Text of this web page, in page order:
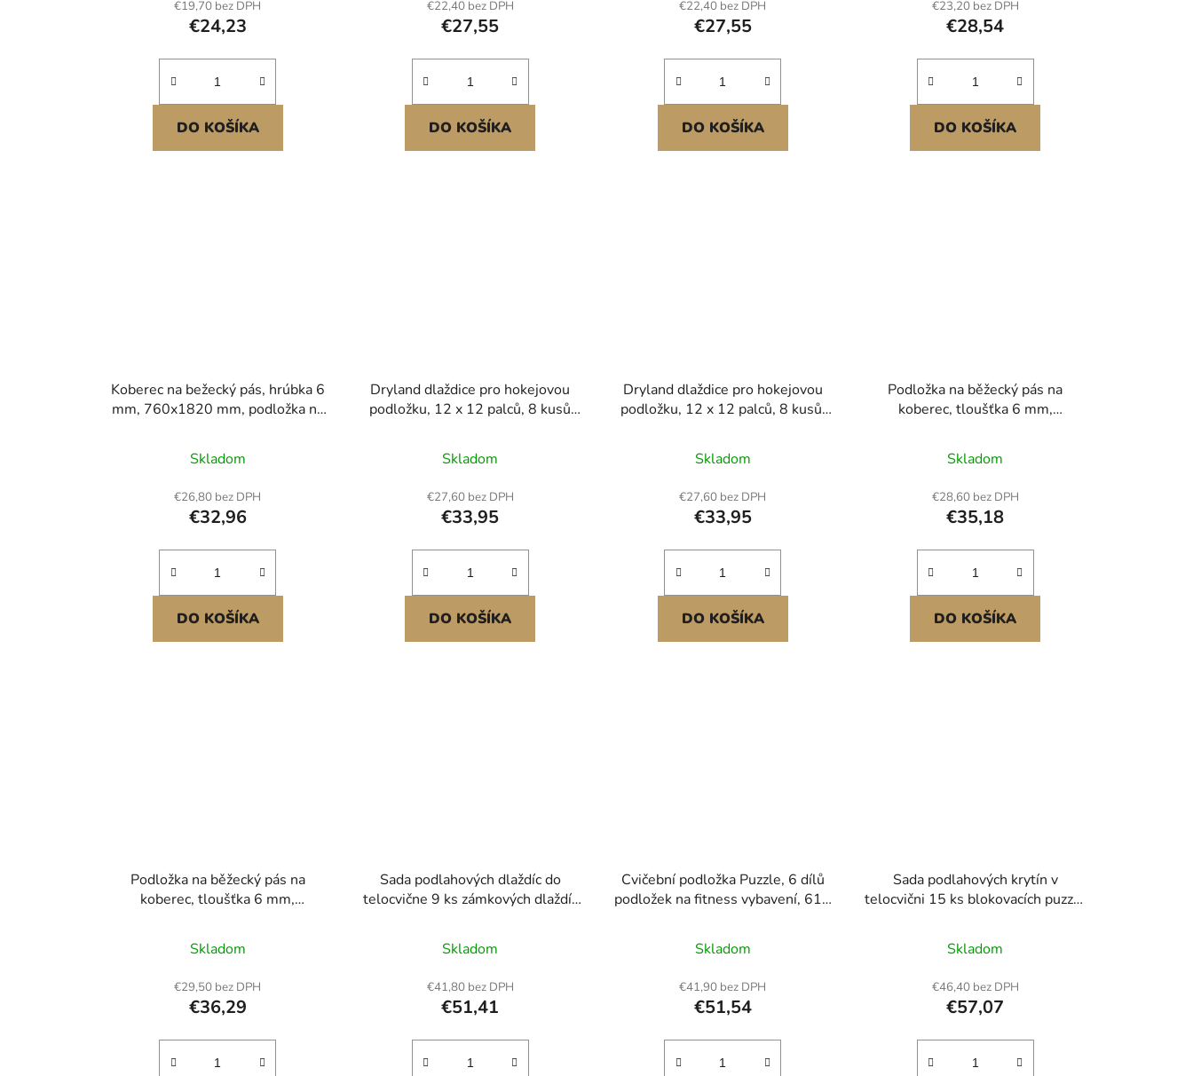
protiskluzová pro domácí
posilovnu
€19,70 bez DPH
€24,23
DO KOŠÍKA
hustotou, vodotěsná a
protiskluzová pro domácí
posilovnu
€22,40 bez DPH
€27,55
DO KOŠÍKA
vodotěsná a protiskluzová pro
domácí posilovnu
€22,40 bez DPH
€27,55
DO KOŠÍKA
hustotou, vodotěsná a
protiskluzová pro domácí
posilovnu
€23,20 bez DPH
€28,54
DO KOŠÍKA
Koberec na bežecký pás, hrúbka 6
mm, 760x1820 mm, podložka na
stacionárne pásy, rotopedy,
ochrana podlahy z PVC s vysokou
hustotou, vodotesná a
protišmyková pre domácu
posilňovňu
Skladom
€26,80 bez DPH
€32,96
DO KOŠÍKA
Dryland dlaždice pro hokejovou
podložku, 12 x 12 palců, 8 kusů
tréninkových povrchů, dlaždice pro
taneční podlahu, hokejová
tréninková podložka pro střelbu
(červená, 8 čtverečních
stop/krabice)
Skladom
€27,60 bez DPH
€33,95
DO KOŠÍKA
Dryland dlaždice pro hokejovou
podložku, 12 x 12 palců, 8 kusů,
tréninkový povrch, dlaždice pro
taneční podlahu, tréninková
podložka na hokejové vybavení pro
střelbu (zelená, 8 čtverečních
stop/krabice)
Skladom
€27,60 bez DPH
€33,95
DO KOŠÍKA
Podložka na běžecký pás na
koberec, tloušťka 6 mm,
cvičební zařízení pro běžecké pásy,
eliptické trenažéry, veslovací
trenažéry, ochrana podlahy z PVC
s vysokou hustotou, vodotěsná a
protiskluzová pro domácí
posilovnu
Skladom
€28,60 bez DPH
€35,18
DO KOŠÍKA
Podložka na běžecký pás na
koberec, tloušťka 6 mm,
cvičební zařízení pro běžecké pásy,
eliptické trenažéry, veslovací
trenažéry, ochrana podlahy z PVC
s vysokou hustotou, vodotěsná a
protiskluzová pro domácí
posilovnu
Skladom
€29,50 bez DPH
€36,29
Sada podlahových dlaždíc do
telocvične 9 ks zámkových dlaždíc
Skladom
€41,80 bez DPH
€51,41
Cvičební podložka Puzzle, 6 dílů
podložek na fitness vybavení, 610
EVA s vysokou hustotou,
propojené pryžové měkké
dlaždice, ochranná podlahová
výplň s šedými tečkami pro domácí
posilovnu a kancelář Tlumení
Skladom
€41,90 bez DPH
€51,54
Sada podlahových krytín v
telocvični 15 ks blokovacích puzzle
Skladom
€46,40 bez DPH
€57,07